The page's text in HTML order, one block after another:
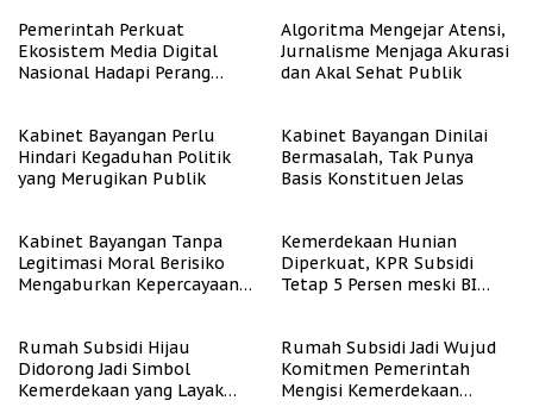
Pemerintah Perkuat
Ekosistem Media Digital
Nasional Hadapi Perang
Algoritma Mengejar Atensi,
Jurnalisme Menjaga Akurasi
dan Akal Sehat Publik
Kabinet Bayangan Perlu
Hindari Kegaduhan Politik
yang Merugikan Publik
Kabinet Bayangan Dinilai
Bermasalah, Tak Punya
Basis Konstituen Jelas
Kabinet Bayangan Tanpa
Legitimasi Moral Berisiko
Mengaburkan Kepercayaan
Kemerdekaan Hunian
Diperkuat, KPR Subsidi
Tetap 5 Persen meski BI
Rumah Subsidi Hijau
Didorong Jadi Simbol
Kemerdekaan yang Layak
Rumah Subsidi Jadi Wujud
Komitmen Pemerintah
Mengisi Kemerdekaan